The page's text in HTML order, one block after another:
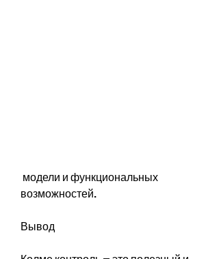
возможностей.
Вывод